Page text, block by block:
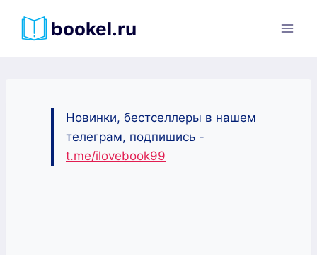
bookel.ru
Новинки, бестселлеры в нашем
телеграм, подпишись -
t.me/ilovebook99